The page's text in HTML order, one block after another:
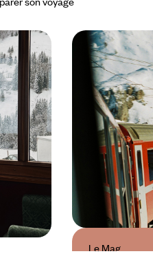
Le Mag